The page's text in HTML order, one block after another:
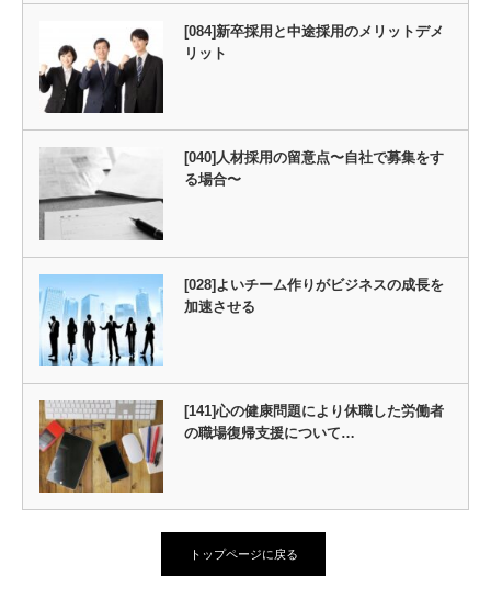
[084]新卒採用と中途採用のメリットデメ
リット
[040]人材採用の留意点〜自社で募集をす
る場合〜
[028]よいチーム作りがビジネスの成長を
加速させる
[141]心の健康問題により休職した労働者
の職場復帰支援について…
トップページに戻る